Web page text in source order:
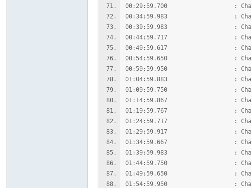
00:29:59.700 :
00:34:59.983 :
00:39:59.983 :
00:44:59.717 :
00:49:59.617 :
00:54:59.650 :
00:59:59.950 :
01:04:59.883 :
01:09:59.750 :
01:14:59.867 :
01:19:59.767 :
01:24:59.717 :
01:29:59.917 :
01:34:59.667 :
01:39:59.983 :
01:44:59.750 :
01:49:59.650 :
01:54:59.950 :